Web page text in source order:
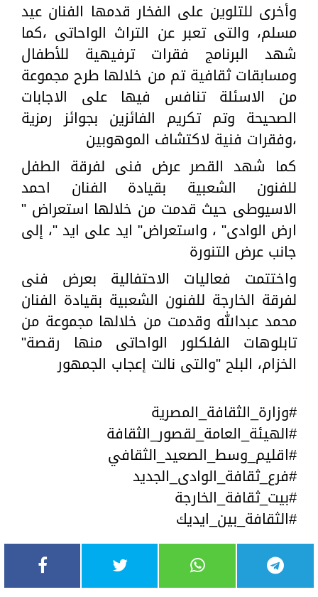
وأخرى للتلوين على الفخار قدمها الفنان عيد
مسلم، والتى تعبر عن التراث الواحاتى ،كما
شهد البرنامج فقرات ترفيهية للأطفال
ومسابقات ثقافية تم من خلالها طرح مجموعة
من الاسئلة تنافس فيها على الاجابات
الصحيحة وتم تكريم الفائزين بجوائز رمزية
،وفقرات فنية لاكتشاف الموهوبين
كما شهد القصر عرض فنى لفرقة الطفل
للفنون الشعبية بقيادة الفنان احمد
الاسيوطى حيث قدمت من خلالها استعراض "
ارض الوادى" ، واستعراض" ايد على ايد "، إلى
جانب عرض التنورة
واختتمت فعاليات الاحتفالية بعرض فنى
لفرقة الخارجة للفنون الشعبية بقيادة الفنان
محمد عبدالله وقدمت من خلالها مجموعة من
تابلوهات الفلكلور الواحاتى منها رقصة"
الخزام، البلح "والتى نالت إعجاب الجمهور
#وزارة_الثقافة_المصرية
#الهيئة_العامة_لقصور_الثقافة
#اقليم_وسط_الصعيد_الثقافي
#فرع_ثقافة_الوادى_الجديد
#بيت_ثقافة_الخارجة
#الثقافة_بين_ايديك